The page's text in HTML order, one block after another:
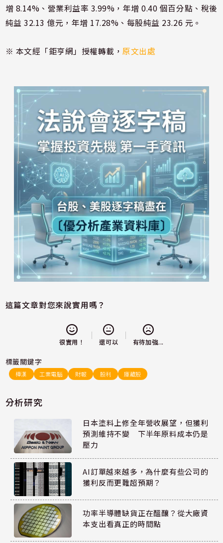
增 8.14%、營業利益率 3.99%，年增 0.40 個百分點、稅後
純益 32.13 億元，年增 17.28%、每股純益 23.26 元。
※ 本文經「鉅亨網」授權轉載，原文出處
這篇文章對您來說實用嗎？
很實用！ 還可以 有待加強...
標籤關鍵字
樺漢 工業電腦 財報 股利 庫藏股
分析研究
日本塗料上修全年營收展望，但獲利
預測維持不變 下半年原料成本仍是
壓力
AI訂單越來越多，為什麼有些公司的
獲利反而更難超預期？
功率半導體缺貨正在醞釀？從大廠資
本支出看真正的時間點